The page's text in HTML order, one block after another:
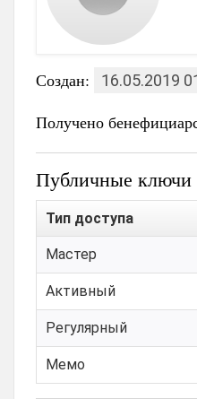
Создан: 16.05.2019
Получено
Публичные ключи
Тип доступа
Мастер
Активный
Регулярный
Мемо